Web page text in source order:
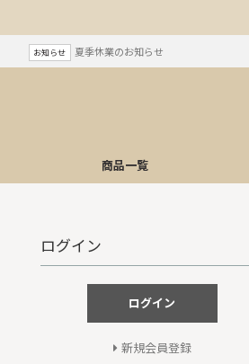
お知らせ 夏季休業のお知らせ
商品一覧
ログイン
ログイン
新規会員登録